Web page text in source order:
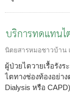
บริการทดแทนไ
นิตยสารหมอชาวบ้าน
ผู้ป่วยไตวายเรื้อรัง
ไตทางช่องท้องอย่าง
Dialysis หรือ